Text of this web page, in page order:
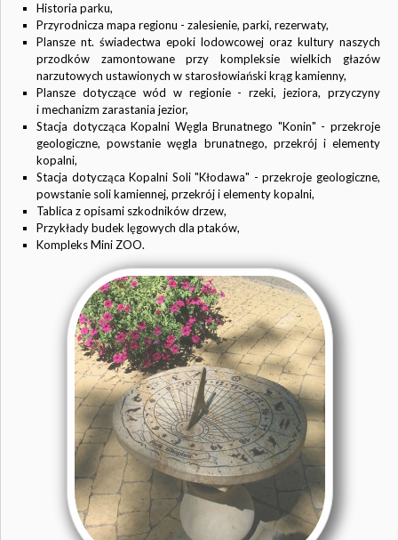
Historia parku,
Przyrodnicza mapa regionu - zalesienie, parki, rezerwaty,
Plansze nt. świadectwa epoki lodowcowej oraz kultury naszych
przodków zamontowane przy kompleksie wielkich głazów
narzutowych ustawionych w starosłowiański krąg kamienny,
Plansze dotyczące wód w regionie - rzeki, jeziora, przyczyny
i mechanizm zarastania jezior,
Stacja dotycząca Kopalni Węgla Brunatnego "Konin" - przekroje
geologiczne, powstanie węgla brunatnego, przekrój i elementy
kopalni,
Stacja dotycząca Kopalni Soli "Kłodawa" - przekroje geologiczne,
powstanie soli kamiennej, przekrój i elementy kopalni,
Tablica z opisami szkodników drzew,
Przykłady budek lęgowych dla ptaków,
Kompleks Mini ZOO.